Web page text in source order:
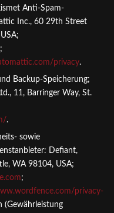
Anti-Spam-
Inc., 60 29th Street
;
privacy.
Backup-Speicherung;
11, Barringer Way, St.
.
sowie
Defiant,
WA 98104, USA;
;
privacy-
(Gewährleistung